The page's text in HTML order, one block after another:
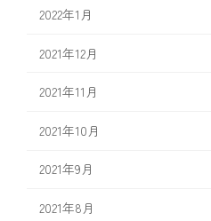
2022年1月
2021年12月
2021年11月
2021年10月
2021年9月
2021年8月